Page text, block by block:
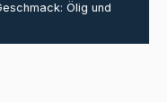
Ölig und